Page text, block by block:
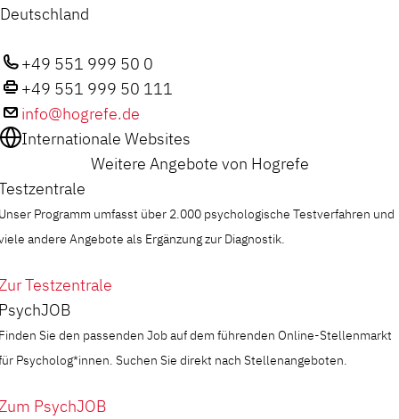
Deutschland
+49 551 999 50 0
+49 551 999 50 111
info@hogrefe.de
Internationale Websites
Weitere Angebote von Hogrefe
Programm umfasst über 2.000 psychologische Testverfahren und
andere Angebote als Ergänzung zur Diagnostik.
Testzentrale
Sie den passenden Job auf dem führenden Online-Stellenmarkt
Psycholog*innen. Suchen Sie direkt nach Stellenangeboten.
PsychJOB